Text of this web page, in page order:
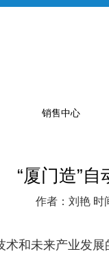
销售中心
提车流程
销售网点
大中巴经销商
“厦门造”
作者：刘艳 时
术和未来产业发